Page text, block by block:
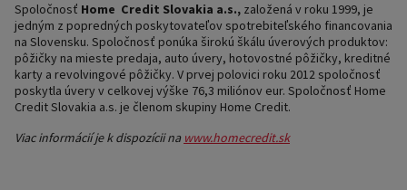
Spoločnosť Home Credit Slovakia a.s., založená v roku 1999, je
jedným z popredných poskytovateľov spotrebiteľského financovania
na Slovensku. Spoločnosť ponúka širokú škálu úverových produktov:
pôžičky na mieste predaja, auto úvery, hotovostné pôžičky, kreditné
karty a revolvingové pôžičky. V prvej polovici roku 2012 spoločnosť
poskytla úvery v celkovej výške 76,3 miliónov eur. Spoločnosť Home
Credit Slovakia a.s. je členom skupiny Home Credit.
Viac informácií je k dispozícii na www.homecredit.sk